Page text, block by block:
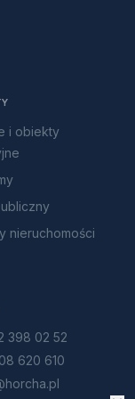
i obiekty
nieruchomości
398 02 52
620 610